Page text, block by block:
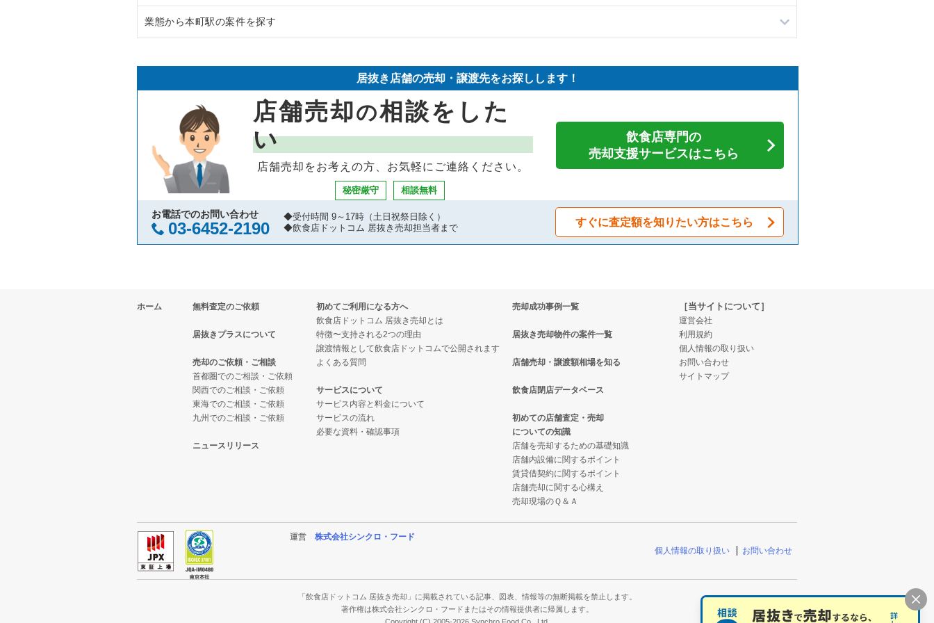
大阪市中央区の飲食店の居抜き売却物件の案件一覧
堺市北区の飲食店の居抜き売却物件の案件一覧
堺市中区の飲食店の居抜き売却物件の案件一覧
大阪市西区の飲食店の居抜き売却物件の案件一覧
茨木市の飲食店の居抜き売却物件の案件一覧
大阪市福島区の飲食店の居抜き売却物件の案件一覧
豊中市の飲食店の居抜き売却物件の案件一覧
大阪市阿倍野区の飲食店の居抜き売却物件の案件一覧
東大阪市の飲食店の居抜き売却物件の案件一覧
吹田市の飲食店の居抜き売却物件の案件一覧
大阪市西成区の飲食店の居抜き売却物件の案件一覧
堺市堺区の飲食店の居抜き売却物件の案件一覧
寝屋川市の飲食店の居抜き売却物件の案件一覧
大阪市天王寺区の飲食店の居抜き売却物件の案件一覧
高石市の飲食店の居抜き売却物件の案件一覧
大阪府のラーメンの居抜き売却物件の案件一覧
大阪府のイタリア料理の居抜き売却物件の案件一覧
大阪府の中華の居抜き売却物件の案件一覧
大阪府のそば・うどんの居抜き売却物件の案件一覧
大阪府の寿司の居抜き売却物件の案件一覧
大阪府の焼肉の居抜き売却物件の案件一覧
大阪府の鉄板焼き・お好み焼の居抜き売却物件の案件一覧
大阪府のカフェの居抜き売却物件の案件一覧
大阪府のテイクアウトの居抜き売却物件の案件一覧
大阪府のお弁当・惣菜・デリの居抜き売却物件の案件一覧
大阪府のカラオケ・パブ・スナックの居抜き売却物件の案件一覧
大阪府のバーの居抜き売却物件の案件一覧
大阪府の洋食の居抜き売却物件の案件一覧
大阪府のその他の居抜き売却物件の案件一覧
業態から本町駅の案件を探す
本町駅のアジア料理の居抜き売却物件の案件一覧
本町駅のカフェの居抜き売却物件の案件一覧
本町駅の居酒屋・ダイニングバーの居抜き売却物件の案件一覧
本町駅のその他の居抜き売却物件の案件一覧
居抜き店舗の売却・譲渡先をお探しします！
店舗売却の相談をした
い
店舗売却をお考えの方、お気軽にご連絡ください。
秘密厳守 相談無料
飲食店専門の
売却支援サービスはこちら
お電話でのお問い合わせ
03-6452-2190
◆受付時間 9～17時（土日祝祭日除く）
◆飲食店ドットコム 居抜き売却担当者まで
すぐに査定額を知りたい方はこちら
ホーム 無料査定のご依頼
居抜きプラスについて
売却のご依頼・ご相談
首都圏でのご相談・ご依頼
関西でのご相談・ご依頼
東海でのご相談・ご依頼
九州でのご相談・ご依頼
ニュースリリース
初めてご利用になる方へ
飲食店ドットコム 居抜き売却とは
特徴〜支持される2つの理由
譲渡情報として飲食店ドットコムで公開されます
よくある質問
サービスについて
サービス内容と料金について
サービスの流れ
必要な資料・確認事項
売却成功事例一覧
居抜き売却物件の案件一覧
店舗売却・譲渡額相場を知る
飲食店閉店データベース
初めての店舗査定・売却
についての知識
店舗を売却するための基礎知識
店舗内設備に関するポイント
賃貸借契約に関するポイント
店舗売却に関する心構え
売却現場のＱ＆Ａ
［当サイトについて］
運営会社
利用規約
個人情報の取り扱い
お問い合わせ
サイトマップ
運営 株式会社シンクロ・フード
個人情報の取り扱い
お問い合わせ
「飲食店ドットコム 居抜き売却」に掲載されている記事、図表、情報等の無断掲載を禁止します。
著作権は株式会社シンクロ・フードまたはその情報提供者に帰属します。